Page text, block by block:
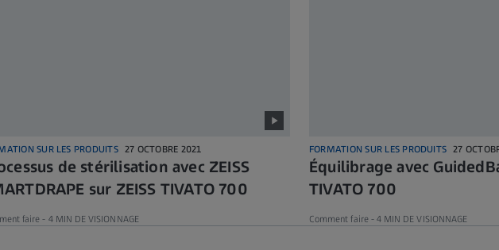
SUR LES PRODUITS 27 OCTOBRE 2021
de stérilisation avec ZEISS
sur ZEISS TIVATO 700
faire - 4 MIN DE VISIONNAGE
FORMATION SUR LES PRODUITS 27
Équilibrage avec
TIVATO 700
Comment faire - 4 MIN DE VISIONNAGE